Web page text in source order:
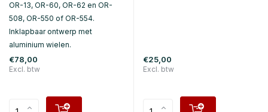
OR-13, OR-60, OR-62 en OR-
508, OR-550 of OR-554.
Inklapbaar ontwerp met
aluminium wielen.
€78,00
Excl. btw
€25,00
Excl. btw